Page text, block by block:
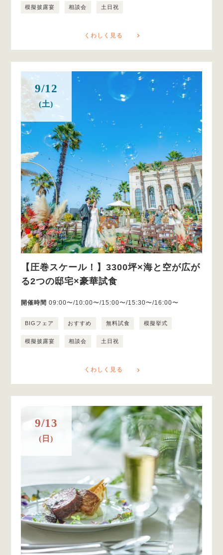
模擬披露宴 相談会 土日祝
くわしく見る
9/12
(土)
【圧巻スケール！】3300坪×海と空が広が
る2つの邸宅×豪華試食
開催時間 09:00〜/10:00〜/15:00〜/15:30〜/16:00〜
BIGフェア おすすめ 無料試食 模擬挙式
模擬披露宴 相談会 土日祝
くわしく見る
9/13
(日)